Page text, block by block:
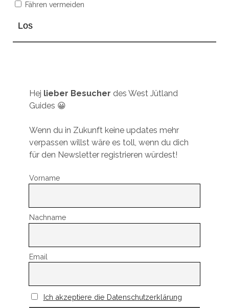
Fähren vermeiden
Hej lieber Besucher des West Jütland
Guides 😀
Wenn du in Zukunft keine updates mehr
verpassen willst wäre es toll, wenn du dich
für den Newsletter registrieren würdest!
Vorname
Nachname
Email
Ich akzeptiere die Datenschutzerklärung